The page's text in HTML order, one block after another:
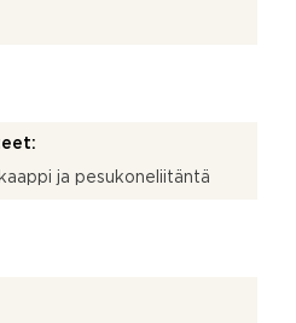
ja pesukoneliitäntä